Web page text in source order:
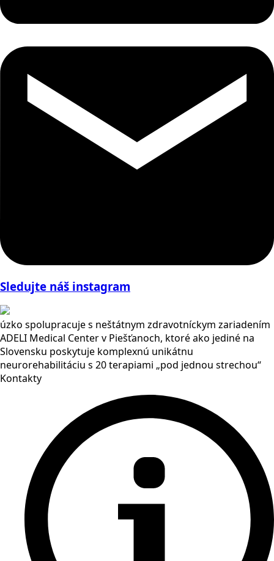
Sledujte náš instagram
úzko spolupracuje s neštátnym zdravotníckym zariadením
ADELI Medical Center v Piešťanoch, ktoré ako jediné na
Slovensku poskytuje komplexnú unikátnu
neurorehabilitáciu s 20 terapiami „pod jednou strechou“
Kontakty